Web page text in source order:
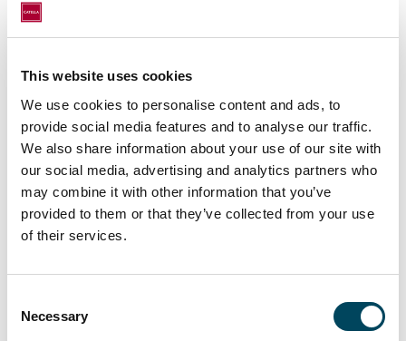
This website uses cookies
We use cookies to personalise content and ads, to
provide social media features and to analyse our traffic.
We also share information about your use of our site with
our social media, advertising and analytics partners who
may combine it with other information that you’ve
provided to them or that they’ve collected from your use
of their services.
Selection
Necessary
Postnord som tidigare också tecknat avtal i
I likhet med tidigare anläggningar kommer
uppförandet av byggnaden präglas av hållbara
byggmetoder och materialval samt
energieffektivitet.
”Det är tydligt att vi ser stora möjligheter
inom logistiksegmentet och att vi vill bidra till
hållbara lösningar som möter dagens och
hållbarhet och investeringar med god